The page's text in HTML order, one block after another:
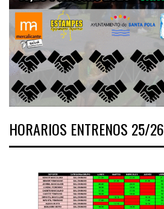
HORARIOS ENTRENOS 25/26